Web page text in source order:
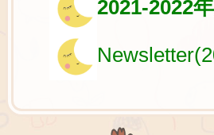
2021-2022